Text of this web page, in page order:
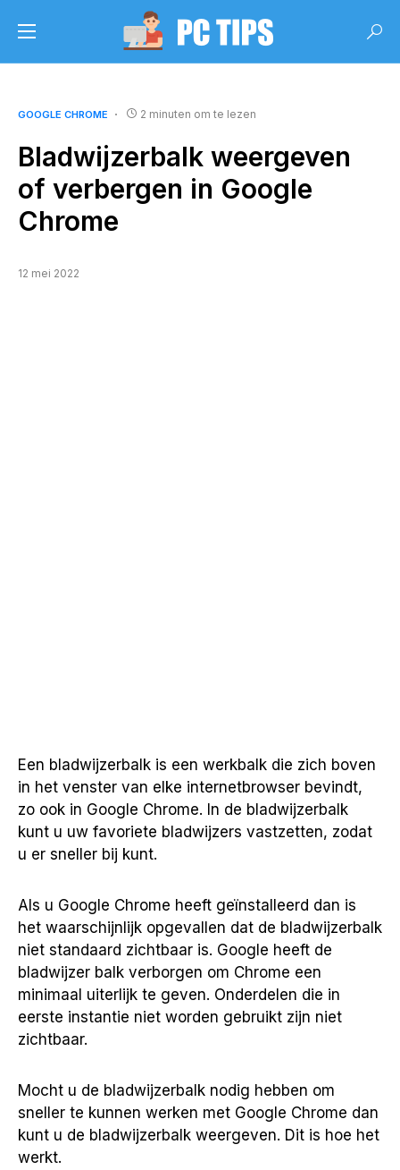
GOOGLE CHROME 2 minuten om te lezen
Bladwijzerbalk weergeven
of verbergen in Google
Chrome
12 mei 2022
Een bladwijzerbalk is een werkbalk die zich boven
in het venster van elke internetbrowser bevindt,
zo ook in Google Chrome. In de bladwijzerbalk
kunt u uw favoriete bladwijzers vastzetten, zodat
u er sneller bij kunt.
Als u Google Chrome heeft geïnstalleerd dan is
het waarschijnlijk opgevallen dat de bladwijzerbalk
niet standaard zichtbaar is. Google heeft de
bladwijzer balk verborgen om Chrome een
minimaal uiterlijk te geven. Onderdelen die in
eerste instantie niet worden gebruikt zijn niet
zichtbaar.
Mocht u de bladwijzerbalk nodig hebben om
sneller te kunnen werken met Google Chrome dan
kunt u de bladwijzerbalk weergeven. Dit is hoe het
werkt.